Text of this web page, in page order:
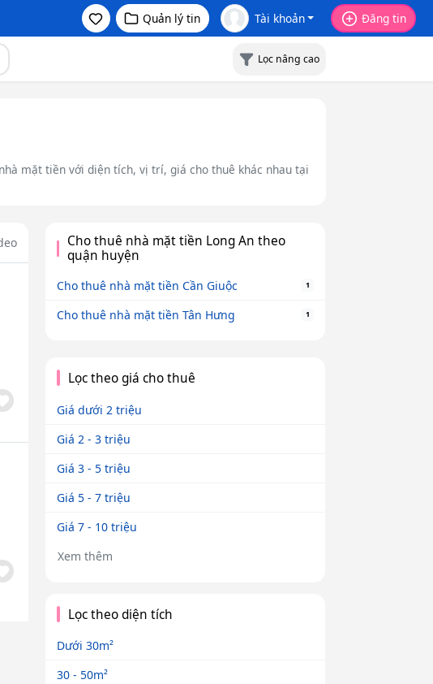
Quản lý tin Tài khoản Đăng tin
Lọc nâng cao
mặt tiền với diện tích, vị trí, giá cho thuê khác nhau tại
Cho thuê nhà mặt tiền Long An theo
quận huyện
Cho thuê nhà mặt tiền Cần Giuộc 1
Cho thuê nhà mặt tiền Tân Hưng 1
Lọc theo giá cho thuê
Giá dưới 2 triệu
Giá 2 - 3 triệu
Giá 3 - 5 triệu
Giá 5 - 7 triệu
Giá 7 - 10 triệu
Xem thêm
Lọc theo diện tích
Dưới 30m²
30 - 50m²